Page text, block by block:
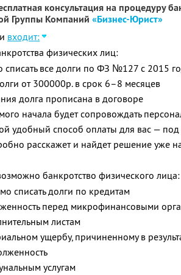
консультация на процедуру
Группы Компаний «Бизнес-Юрист»
входит:
физических лиц:
списать все долги по ФЗ №127 с 2015
от 300000р. в срок 6–8 месяцев
долга прописана в договоре
начала будет сопровождать
удобный способ оплаты для вас — под
расскажет и найдет решение уже
банкротство физического лица:
списать долги по кредитам
перед микрофинансовыми
листам
ущербу, причиненному в
услугам